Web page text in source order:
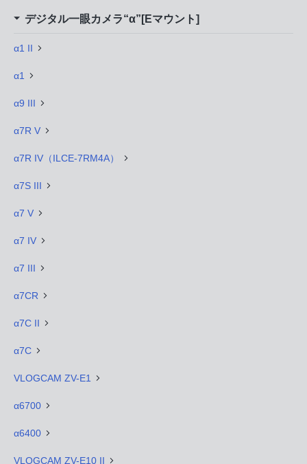
デジタル一眼カメラ“α”[Eマウント]
α1 II
α1
α9 III
α7R V
α7R IV（ILCE-7RM4A）
α7S III
α7 V
α7 IV
α7 III
α7CR
α7C II
α7C
VLOGCAM ZV-E1
α6700
α6400
VLOGCAM ZV-E10 II